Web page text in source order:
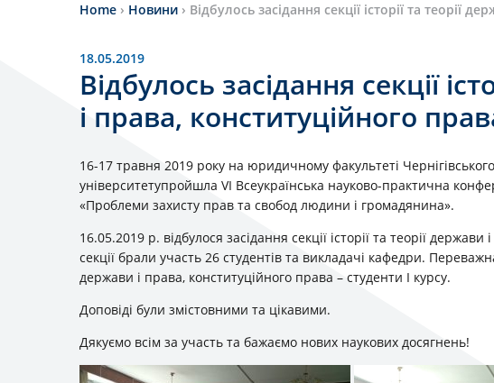
Home › Новини › Відбулось засідання секції історії та теорії
18.05.2019
Відбулось засідання секції
і права, конституційного
16-17 травня 2019 року на юридичному факультеті
університетупройшла VI Всеукраїнська науково-практична
«Проблеми захисту прав та свобод людини і громадянина».
16.05.2019 р. відбулося засідання секції історії та теорії
секції брали участь 26 студентів та викладачі кафедри. Переважна
держави і права, конституційного права – студенти І курсу.
Доповіді були змістовними та цікавими.
Дякуємо всім за участь та бажаємо нових наукових досягнень!